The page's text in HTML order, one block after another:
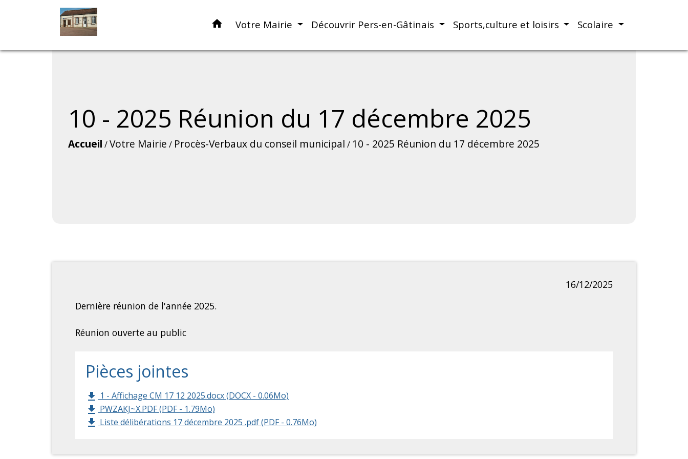
home Votre Mairie Découvrir Pers-en-Gâtinais Sports,culture et loisirs Scolaire
10 - 2025 Réunion du 17 décembre 2025
Accueil /Votre Mairie / Procès-Verbaux du conseil municipal / 10 - 2025 Réunion du 17 décembre 2025
16/12/2025
Dernière réunion de l'année 2025.
Réunion ouverte au public
Pièces jointes
file_download 1 - Affichage CM 17 12 2025.docx (DOCX - 0.06Mo)
file_download PWZAKJ~X.PDF (PDF - 1.79Mo)
file_download Liste délibérations 17 décembre 2025 .pdf (PDF - 0.76Mo)